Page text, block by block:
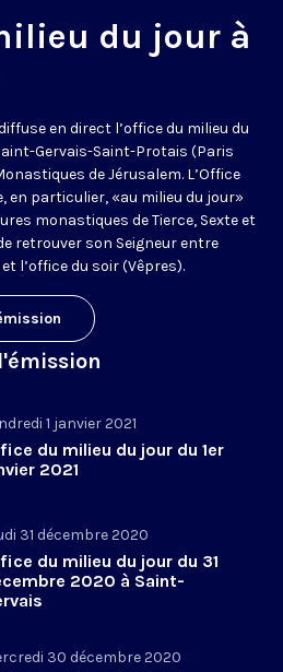
du jour à
en direct l’office du milieu du
Gervais-Saint-Protais (Paris
de Jérusalem. L’Office
en particulier, «au milieu du jour»
monastiques de Tierce, Sexte et
retrouver son Seigneur entre
l’office du soir (Vêpres).
1 janvier 2021
du milieu du jour du 1er
2021
31 décembre 2020
du milieu du jour du 31
2020 à Saint-
30 décembre 2020